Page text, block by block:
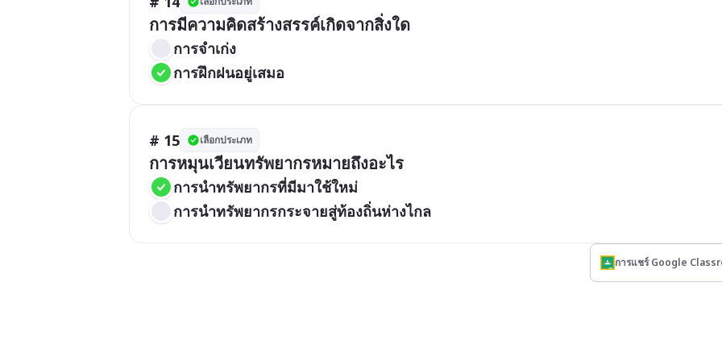
การจำเก่ง
การฝึกฝนอยู่เสมอ
# 15 เลือกประเภท
การนำทรัพยากรที่มีมาใช้ใหม่
การนำทรัพยากรกระจายสู่ท้องถิ่นห่างไกล
การแชร์ Google